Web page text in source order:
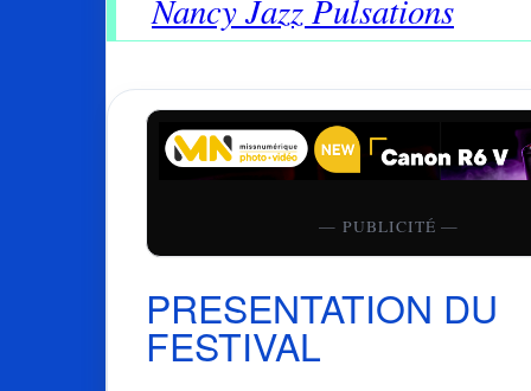
Nancy Jazz Pulsations
— PUBLICITÉ —
PRESENTATION DU
FESTIVAL